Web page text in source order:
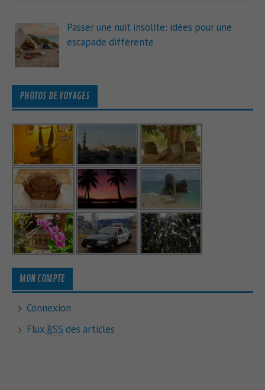
Passer une nuit insolite: idées pour une
escapade différente
PHOTOS DE VOYAGES
MON COMPTE
Connexion
Flux RSS des articles